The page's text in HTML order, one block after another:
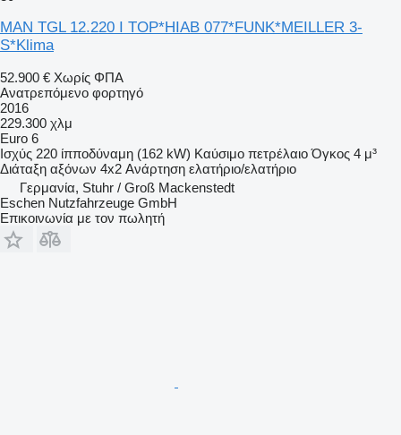
MAN TGL 12.220 I TOP*HIAB 077*FUNK*MEILLER 3-
S*Klima
52.900 € Χωρίς ΦΠΑ
Ανατρεπόμενο φορτηγό
2016
229.300 χλμ
Euro 6
Ισχύς 220 ίπποδύναμη (162 kW) Καύσιμο πετρέλαιο Όγκος 4 μ³
Διάταξη αξόνων 4x2 Ανάρτηση ελατήριο/ελατήριο
Γερμανία, Stuhr / Groß Mackenstedt
Eschen Nutzfahrzeuge GmbH
Επικοινωνία με τον πωλητή